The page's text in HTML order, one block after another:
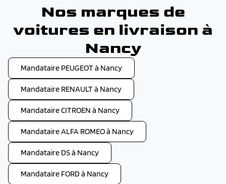
Nos marques de
voitures en livraison à
Nancy
Mandataire PEUGEOT à Nancy
Mandataire RENAULT à Nancy
Mandataire CITROEN à Nancy
Mandataire ALFA ROMEO à Nancy
Mandataire DS à Nancy
Mandataire FORD à Nancy